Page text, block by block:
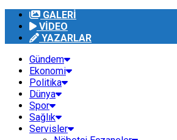
GALERİ
VİDEO
YAZARLAR
Gündem
Ekonomi
Politika
Dünya
Spor
Sağlık
Servisler